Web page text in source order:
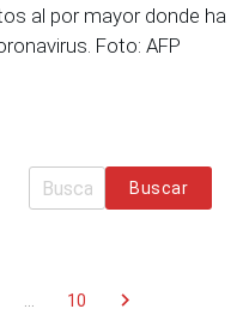
al por mayor donde ha
Foto: AFP
Buscar
... 10 chevron_right